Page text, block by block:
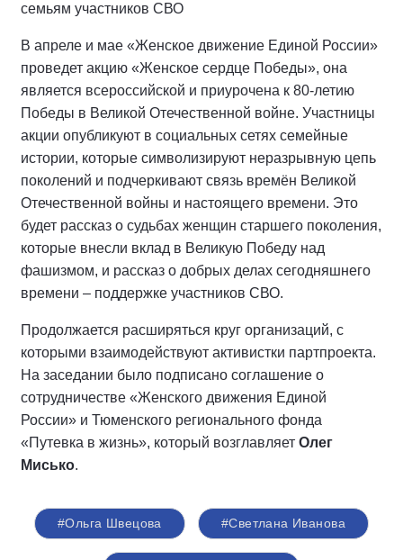
семьям участников СВО
В апреле и мае «Женское движение Единой России»
проведет акцию «Женское сердце Победы», она
является всероссийской и приурочена к 80-летию
Победы в Великой Отечественной войне. Участницы
акции опубликуют в социальных сетях семейные
истории, которые символизируют неразрывную цепь
поколений и подчеркивают связь времён Великой
Отечественной войны и настоящего времени. Это
будет рассказ о судьбах женщин старшего поколения,
которые внесли вклад в Великую Победу над
фашизмом, и рассказ о добрых делах сегодняшнего
времени – поддержке участников СВО.
Продолжается расширяться круг организаций, с
которыми взаимодействуют активистки партпроекта.
На заседании было подписано соглашение о
сотрудничестве «Женского движения Единой
России» и Тюменского регионального фонда
«Путевка в жизнь», который возглавляет Олег
Мисько.
#Ольга Швецова #Светлана Иванова